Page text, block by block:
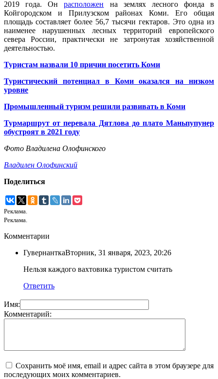
2019 года. Онрасположен на землях лесного фонда в
Койгородском и Прилузском районах Коми. Его общая
площадь составляет более 56,7 тысячи гектаров. Это одна из
наименее нарушенных лесных территорий европейского
севера России, практически не затронутая хозяйственной
деятельностью.
Туристам назвали 10 причин посетить Коми
Туристический потенциал в Коми оказался на низком
уровне
Промышленный туризм решили развивать в Коми
Турмаршрут от перевала Дятлова до плато Маньпупунер
обустроят в 2021 году
Фото Владилена Олофинского
Владилен Олофинский
Поделиться
Реклама.
Реклама.
Комментарии
ГувернанткаВторник, 31 января, 2023, 20:26
Нельзя каждого вахтовика туристом считать
Ответить
Имя:
Комментарий:
Сохранить моё имя, email и адрес сайта в этом браузере для
последующих моих комментариев.